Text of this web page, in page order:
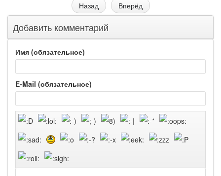
Назад
Вперёд
Добавить комментарий
Имя (обязательное)
E-Mail (обязательное)